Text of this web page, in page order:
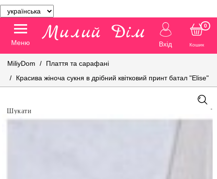
Меню Вхід Кошик
0
MiliyDom
Плаття та сарафані
Красива жіноча сукня в дрібний квітковий принт батал "Elise"